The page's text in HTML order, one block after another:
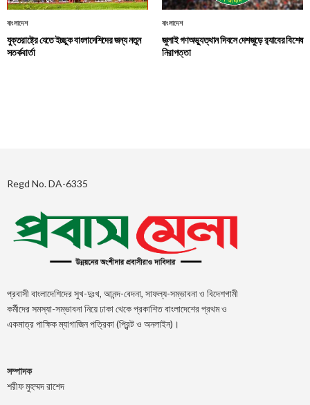
বাংলাদেশ
যুক্তরাষ্ট্রে যেতে ইচ্ছুক বাংলাদেশিদের জন্য নতুন
সতর্কবার্তা
বাংলাদেশ
জুলাই গণঅভ্যুত্থান দিবসে দেশজুড়ে র‌্যাবের বিশেষ
নিরাপত্তা
Regd No. DA-6335
প্রবাসী বাংলাদেশিদের সুখ-দুঃখ, আনন্দ-বেদনা, সাফল্য-সম্ভাবনা ও বিদেশগামী
কর্মীদের সমস্যা-সম্ভাবনা নিয়ে ঢাকা থেকে প্রকাশিত বাংলাদেশের প্রথম ও
একমাত্র পাক্ষিক ম্যাগাজিন পত্রিকা (প্রিন্ট ও অনলাইন)।
সম্পাদক
শরীফ মুহম্মদ রাশেদ